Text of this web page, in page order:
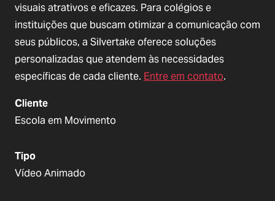
visuais atrativos e eficazes. Para colégios e
instituições que buscam otimizar a comunicação com
seus públicos, a Silvertake oferece soluções
personalizadas que atendem às necessidades
específicas de cada cliente. Entre em contato.
Cliente
Escola em Movimento
Tipo
Vídeo Animado